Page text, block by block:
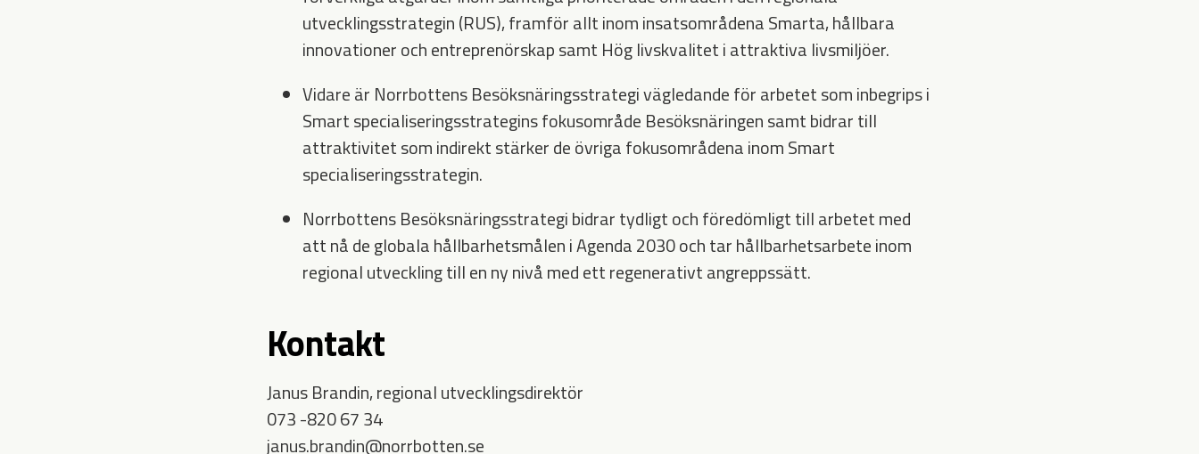
utvecklingsstrategin (RUS), framför allt inom insatsområdena Smarta, hållbara
innovationer och entreprenörskap samt Hög livskvalitet i attraktiva livsmiljöer.
Vidare är Norrbottens Besöksnäringsstrategi vägledande för arbetet som inbegrips i
Smart specialiseringsstrategins fokusområde Besöksnäringen samt bidrar till
attraktivitet som indirekt stärker de övriga fokusområdena inom Smart
specialiseringsstrategin.
Norrbottens Besöksnäringsstrategi bidrar tydligt och föredömligt till arbetet med
att nå de globala hållbarhetsmålen i Agenda 2030 och tar hållbarhetsarbete inom
regional utveckling till en ny nivå med ett regenerativt angreppssätt.
Kontakt
Janus Brandin, regional utvecklingsdirektör
073 -820 67 34
janus.brandin@norrbotten.se